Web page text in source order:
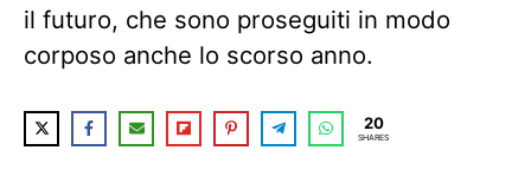
il futuro, che sono proseguiti in modo
corposo anche lo scorso anno.
20
SHARES